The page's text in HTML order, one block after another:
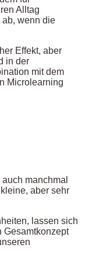
Alltag
wenn die
Effekt, aber
in der
mit dem
Microlearning
manchmal
aber sehr
lassen sich
Gesamtkonzept